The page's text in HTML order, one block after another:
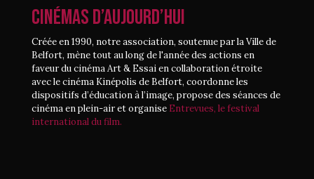
CINÉMAS D’AUJOURD’HUI
Créée en 1990, notre association, soutenue par la Ville de
Belfort, mène tout au long de l'année des actions en
faveur du cinéma Art & Essai en collaboration étroite
avec le cinéma Kinépolis de Belfort, coordonne les
dispositifs d’éducation à l’image, propose des séances de
cinéma en plein-air et organise Entrevues, le festival
international du film.